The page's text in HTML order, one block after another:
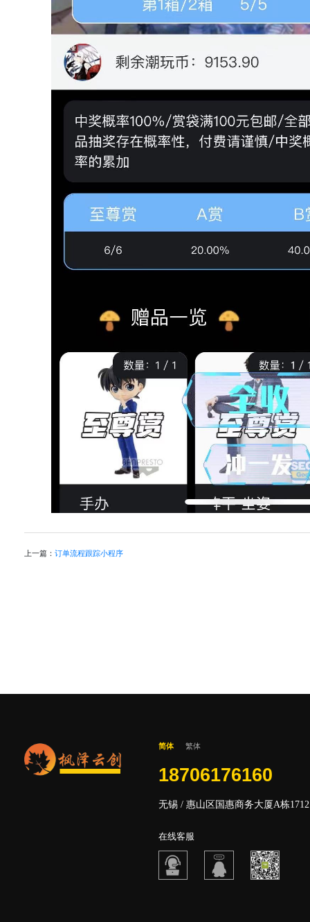
上一篇：订单流程跟踪小程序
简体 繁体
18706176160
无锡 / 惠山区国惠商务大厦A栋1712
在线客服